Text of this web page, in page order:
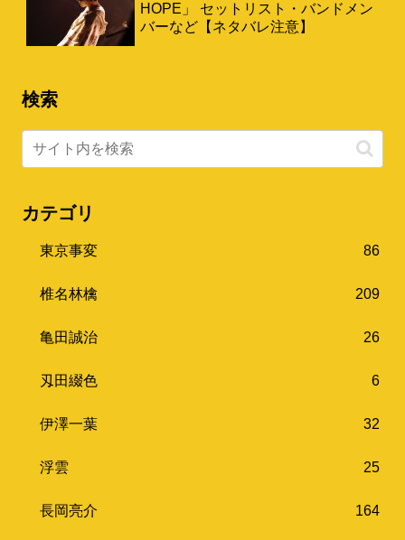
HOPE」 セットリスト・バンドメン
バーなど【ネタバレ注意】
検索
カテゴリ
東京事変 86
椎名林檎 209
亀田誠治 26
刄田綴色 6
伊澤一葉 32
浮雲 25
長岡亮介 164